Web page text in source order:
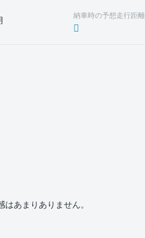
納車時の予想走行距離
あまりありません。